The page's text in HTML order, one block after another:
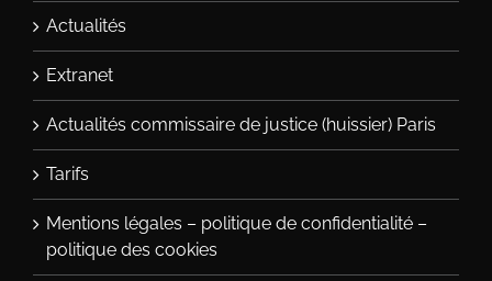
Actualités
Extranet
Actualités commissaire de justice (huissier) Paris
Tarifs
Mentions légales – politique de confidentialité –
politique des cookies